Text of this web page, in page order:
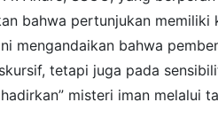
bahwa pertunjukan memiliki
mengandaikan bahwa
tetapi juga pada
misteri iman melalui